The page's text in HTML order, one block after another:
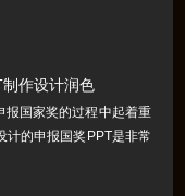
制作设计润色
报国家奖的过程中起着重
计的申报国奖PPT是非常